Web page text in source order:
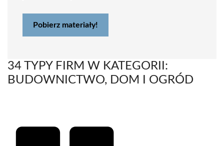
Pobierz materiały!
34 TYPY FIRM W KATEGORII:
BUDOWNICTWO, DOM I OGRÓD